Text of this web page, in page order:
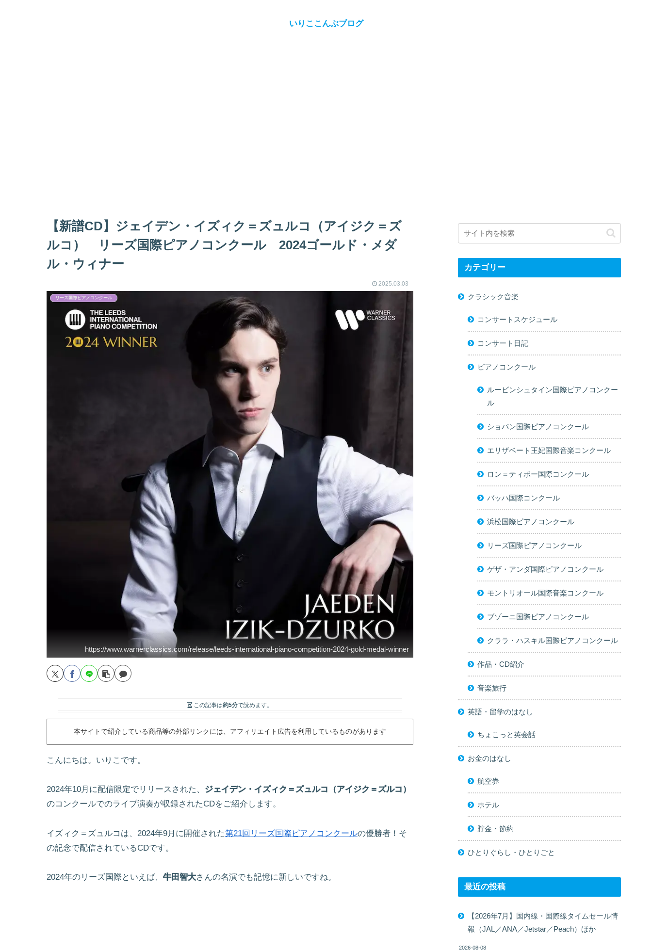
いりここんぶブログ
【新譜CD】ジェイデン・イズィク＝ズュルコ（アイジク＝ズ
ルコ） リーズ国際ピアノコンクール 2024ゴールド・メダ
ル・ウィナー
2025.03.03
リーズ国際ピアノコンクール
https://www.warnerclassics.com/release/leeds-international-piano-competition-2024-gold-medal-winner
この記事は約5分で読めます。
本サイトで紹介している商品等の外部リンクには、アフィリエイト広告を利用しているものがあります
こんにちは。いりこです。
2024年10月に配信限定でリリースされた、 ジェイデン・イズィク＝ズュルコ（アイジク＝ズルコ）
のコンクールでのライブ演奏が収録されたCDをご紹介します。
イズィク＝ズュルコは、2024年9月に開催された第21回リーズ国際ピアノコンクールの優勝者！そ
の記念で配信されているCDです。
2024年のリーズ国際といえば、 牛田智大さんの名演でも記憶に新しいですね。
カテゴリー
クラシック音楽
コンサートスケジュール
コンサート日記
ピアノコンクール
ルービンシュタイン国際ピアノコンクー
ル
ショパン国際ピアノコンクール
エリザベート王妃国際音楽コンクール
ロン＝ティボー国際コンクール
バッハ国際コンクール
浜松国際ピアノコンクール
リーズ国際ピアノコンクール
ゲザ・アンダ国際ピアノコンクール
モントリオール国際音楽コンクール
ブゾーニ国際ピアノコンクール
クララ・ハスキル国際ピアノコンクール
作品・CD紹介
音楽旅行
英語・留学のはなし
ちょこっと英会話
お金のはなし
航空券
ホテル
貯金・節約
ひとりぐらし・ひとりごと
最近の投稿
【2026年7月】国内線・国際線タイムセール情
報（JAL／ANA／Jetstar／Peach）ほか
2026-08-08